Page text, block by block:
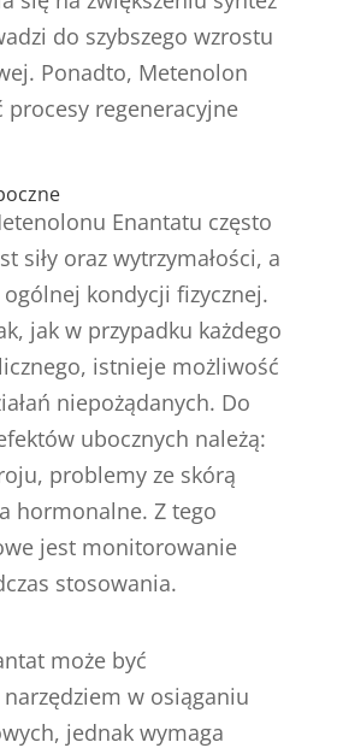
do szybszego wzrostu
Ponadto, Metenolon
procesy regeneracyjne
Enantatu często
siły oraz wytrzymałości, a
kondycji fizycznej.
jak w przypadku każdego
istnieje możliwość
niepożądanych. Do
ubocznych należą:
problemy ze skórą
hormonalne. Z tego
jest monitorowanie
stosowania.
może być
w osiąganiu
jednak wymaga